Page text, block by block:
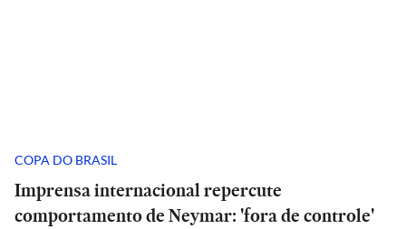
COPA DO BRASIL
Imprensa internacional repercute
comportamento de Neymar: 'fora de controle'